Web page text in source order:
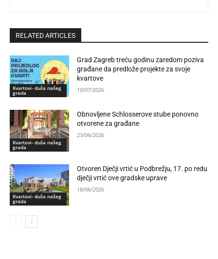
RELATED ARTICLES
Kvartovi- duša našeg
grada
Grad Zagreb treću godinu zaredom poziva
građane da predlože projekte za svoje
kvartove
10/07/2026
Kvartovi- duša našeg
grada
Obnovljene Schlosserove stube ponovno
otvorene za građane
23/06/2026
Kvartovi- duša našeg
grada
Otvoren Dječji vrtić u Podbrežju, 17. po redu
dječji vrtić ove gradske uprave
18/06/2026